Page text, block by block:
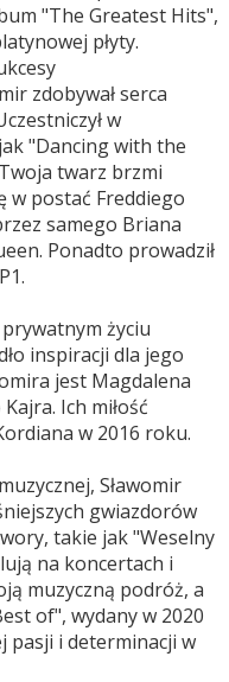
"The Greatest Hits",
płyty.
zdobywał serca
w
"Dancing with the
twarz brzmi
w postać Freddiego
samego Briana
Ponadto prowadził
życiu
inspiracji dla jego
jest Magdalena
Ich miłość
w 2016 roku.
Sławomir
gwiazdorów
takie jak "Weselny
na koncertach i
muzyczną podróż, a
of", wydany w 2020
pasji i determinacji w